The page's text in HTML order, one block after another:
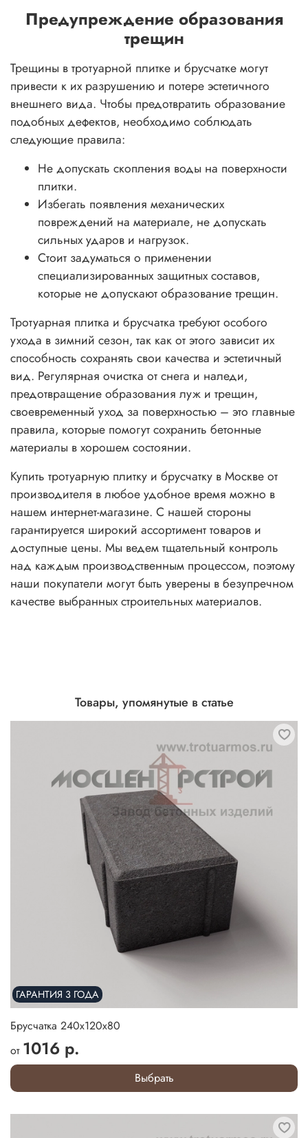
Предупреждение образования
трещин
Трещины в тротуарной плитке и брусчатке могут
привести к их разрушению и потере эстетичного
внешнего вида. Чтобы предотвратить образование
подобных дефектов, необходимо соблюдать
следующие правила:
Не допускать скопления воды на поверхности
плитки.
Избегать появления механических
повреждений на материале, не допускать
сильных ударов и нагрузок.
Стоит задуматься о применении
специализированных защитных составов,
которые не допускают образование трещин.
Тротуарная плитка и брусчатка требуют особого
ухода в зимний сезон, так как от этого зависит их
способность сохранять свои качества и эстетичный
вид. Регулярная очистка от снега и наледи,
предотвращение образования луж и трещин,
своевременный уход за поверхностью – это главные
правила, которые помогут сохранить бетонные
материалы в хорошем состоянии.
Купить тротуарную плитку и брусчатку в Москве от
производителя в любое удобное время можно в
нашем интернет-магазине. С нашей стороны
гарантируется широкий ассортимент товаров и
доступные цены. Мы ведем тщательный контроль
над каждым производственным процессом, поэтому
наши покупатели могут быть уверены в безупречном
качестве выбранных строительных материалов.
Товары, упомянутые в статье
ГАРАНТИЯ 3 ГОДА
Брусчатка 240х120х80
от 1016 р.
Выбрать